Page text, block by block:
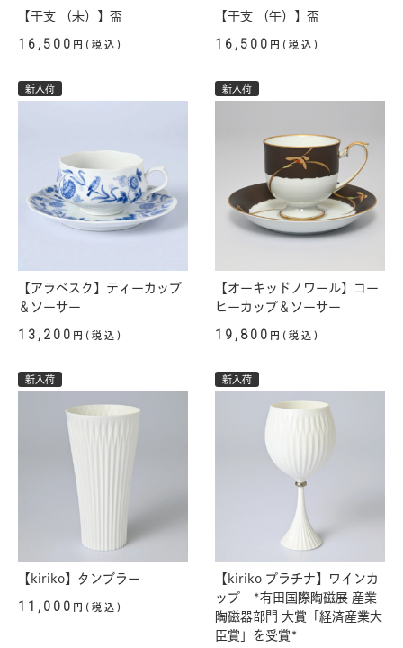
【干支 （未）】盃
16,500 円(税込)
【干支 （午）】盃
16,500 円(税込)
新入荷
【アラベスク】ティーカップ
＆ソーサー
13,200 円(税込)
新入荷
【オーキッドノワール】コー
ヒーカップ＆ソーサー
19,800 円(税込)
新入荷
【kiriko】タンブラー
11,000 円(税込)
新入荷
【kiriko プラチナ】ワインカ
ップ *有田国際陶磁展 産業
陶磁器部門 大賞「経済産業大
臣賞」を受賞*